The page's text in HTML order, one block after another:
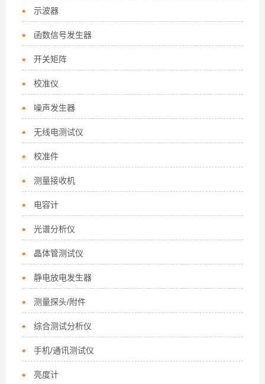
示波器
函数信号发生器
开关矩阵
校准仪
噪声发生器
无线电测试仪
校准件
测量接收机
电容计
光谱分析仪
晶体管测试仪
静电放电发生器
测量探头/附件
综合测试分析仪
手机/通讯测试仪
亮度计